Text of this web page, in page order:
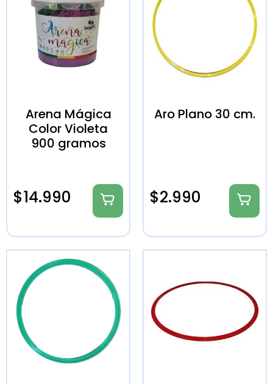
Arena Mágica
Color Violeta
900 gramos
$14.990
Aro Plano 30 cm.
$2.990